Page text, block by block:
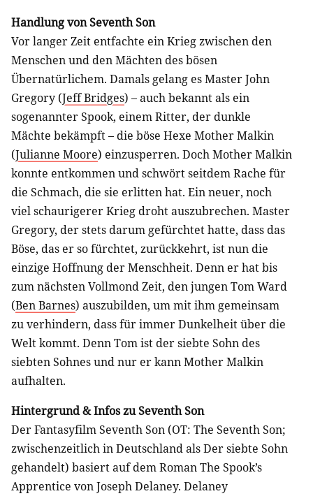
Handlung von Seventh Son
Vor langer Zeit entfachte ein Krieg zwischen den
Menschen und den Mächten des bösen
Übernatürlichem. Damals gelang es Master John
Gregory (Jeff Bridges) – auch bekannt als ein
sogenannter Spook, einem Ritter, der dunkle
Mächte bekämpft – die böse Hexe Mother Malkin
(Julianne Moore) einzusperren. Doch Mother Malkin
konnte entkommen und schwört seitdem Rache für
die Schmach, die sie erlitten hat. Ein neuer, noch
viel schaurigerer Krieg droht auszubrechen. Master
Gregory, der stets darum gefürchtet hatte, dass das
Böse, das er so fürchtet, zurückkehrt, ist nun die
einzige Hoffnung der Menschheit. Denn er hat bis
zum nächsten Vollmond Zeit, den jungen Tom Ward
(Ben Barnes) auszubilden, um mit ihm gemeinsam
zu verhindern, dass für immer Dunkelheit über die
Welt kommt. Denn Tom ist der siebte Sohn des
siebten Sohnes und nur er kann Mother Malkin
aufhalten.
Hintergrund & Infos zu Seventh Son
Der Fantasyfilm Seventh Son (OT: The Seventh Son;
zwischenzeitlich in Deutschland als Der siebte Sohn
gehandelt) basiert auf dem Roman The Spook’s
Apprentice von Joseph Delaney. Delaney